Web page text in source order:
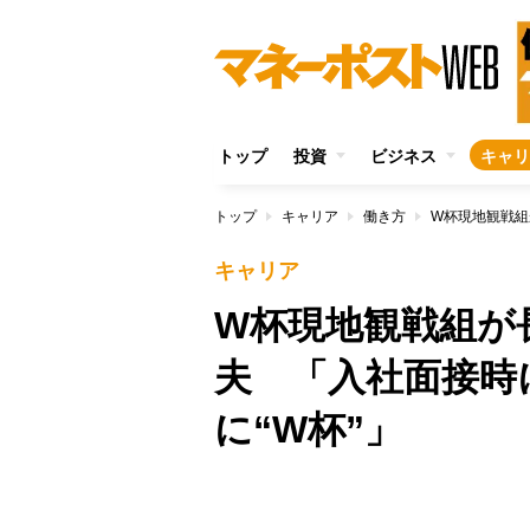
トップ 投資 ビジネス キャ
トップ キャリア 働き方
キャリア
W杯現地観戦組
夫 「入社面接時
に“W杯”」